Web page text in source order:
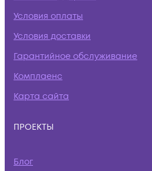
Условия оплаты
Условия доставки
Гарантийное обслуживание
Комплаенс
Карта сайта
ПРОЕКТЫ
Блог